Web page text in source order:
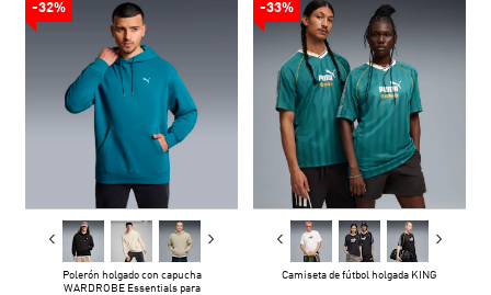
-32%
Polerón holgado con capucha
WARDROBE Essentials para
-33%
Camiseta de fútbol holgada KING